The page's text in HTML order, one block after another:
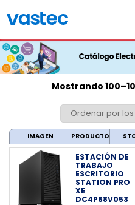
Mostrando
IMAGEN PRODUCTO
ESTACIÓN DE
TRABAJO
ESCRITORIO
STATION PRO
XE
DC4P68V053